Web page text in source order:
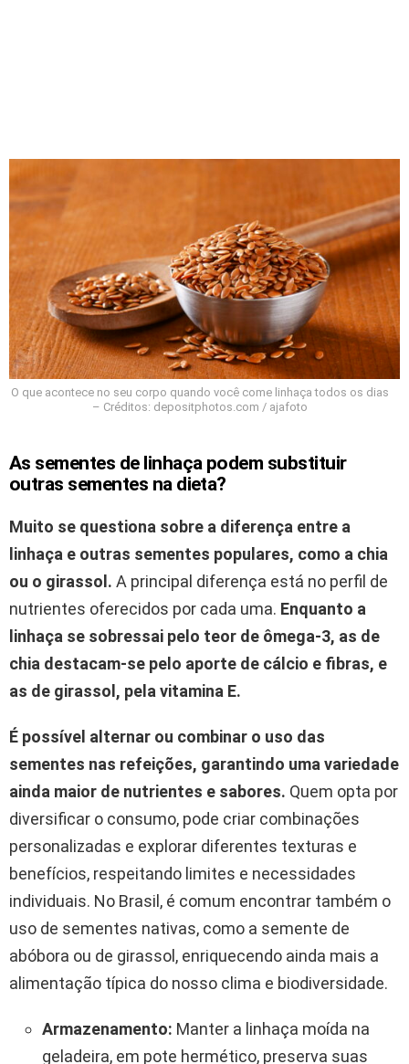
O que acontece no seu corpo quando você come linhaça todos os dias
– Créditos: depositphotos.com / ajafoto
As sementes de linhaça podem substituir
outras sementes na dieta?
Muito se questiona sobre a diferença entre a
linhaça e outras sementes populares, como a chia
ou o girassol. A principal diferença está no perfil de
nutrientes oferecidos por cada uma. Enquanto a
linhaça se sobressai pelo teor de ômega-3, as de
chia destacam-se pelo aporte de cálcio e fibras, e
as de girassol, pela vitamina E.
É possível alternar ou combinar o uso das
sementes nas refeições, garantindo uma variedade
ainda maior de nutrientes e sabores. Quem opta por
diversificar o consumo, pode criar combinações
personalizadas e explorar diferentes texturas e
benefícios, respeitando limites e necessidades
individuais. No Brasil, é comum encontrar também o
uso de sementes nativas, como a semente de
abóbora ou de girassol, enriquecendo ainda mais a
alimentação típica do nosso clima e biodiversidade.
Armazenamento: Manter a linhaça moída na
geladeira, em pote hermético, preserva suas